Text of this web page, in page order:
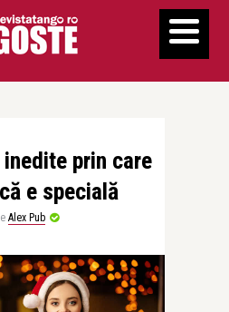
prin care
e specială
Alex Pub